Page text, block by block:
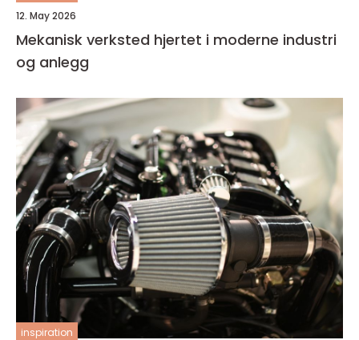
12. May 2026
Mekanisk verksted hjertet i moderne industri
og anlegg
inspiration